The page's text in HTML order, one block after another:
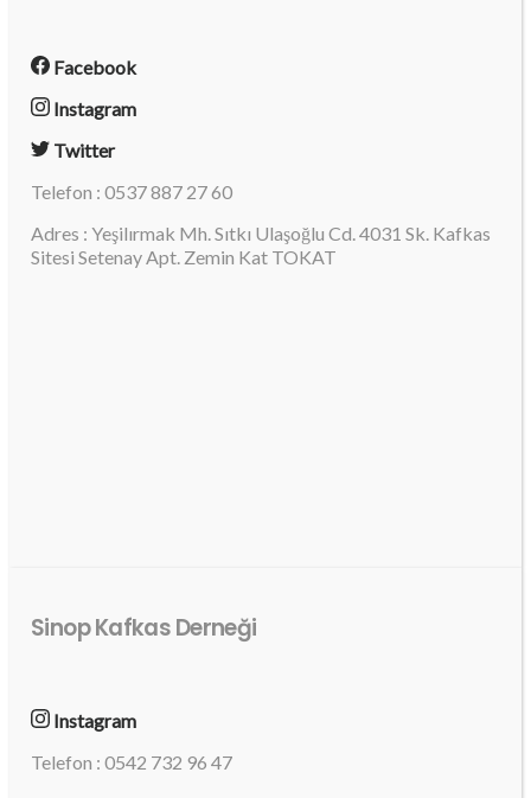
Facebook
Instagram
Twitter
Telefon : 0537 887 27 60
Adres : Yeşilırmak Mh. Sıtkı Ulaşoğlu Cd. 4031 Sk. Kafkas
Sitesi Setenay Apt. Zemin Kat TOKAT
Sinop Kafkas Derneği
Instagram
Telefon : 0542 732 96 47